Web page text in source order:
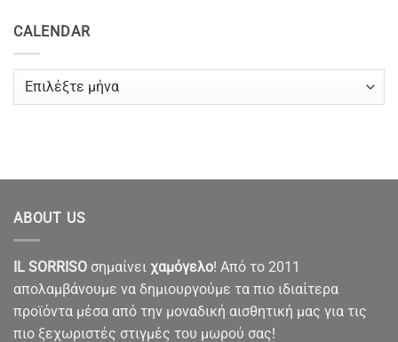
CALENDAR
CALENDAR
ABOUT US
IL SORRISO σημαίνει χαμόγελο! Από το 2011
απολαμβάνουμε να δημιουργούμε τα πιο ιδιαίτερα
προϊόντα μέσα από την μοναδική αισθητική μας για τις
πιο ξεχωριστές στιγμές του μωρού σας!